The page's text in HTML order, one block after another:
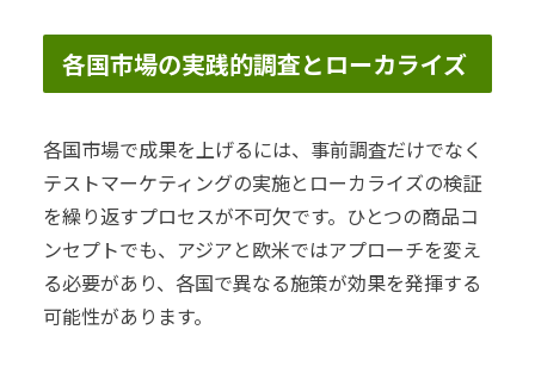
各国市場の実践的調査とローカライズ
各国市場で成果を上げるには、事前調査だけでなく
テストマーケティングの実施とローカライズの検証
を繰り返すプロセスが不可欠です。ひとつの商品コ
ンセプトでも、アジアと欧米ではアプローチを変え
る必要があり、各国で異なる施策が効果を発揮する
可能性があります。